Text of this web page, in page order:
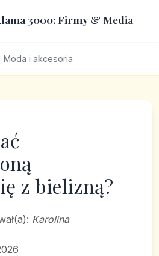
3000: Firmy & Media
Moda i akcesoria
z bielizną?
Karolina